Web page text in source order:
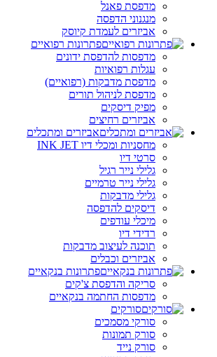
מדפסת פאנל
מנגנוני הדפסה
אביזרים לעמדת קיוסק
פתרונות רפואיים
מדפסות להדפסת ידונים
עגלות רפואיות
מדפסת מדבקות (רפואיים)
מדפסת לניהול תורים
מפיק דיסקים
אביזרים רחיצים
אביזרים ומתכלים
מחסניות ומכלי דיו INK JET
סרטי דיו
גלילי נייר רגיל
גלילי נייר טרמיים
גלילי מדבקות
דיסקים להדפסה
מיכלי עודפים
רדידי דיו
תוכנה לעיצוב מדבקות
אביזרים וכבלים
פתרונות בנקאיים
סריקה והדפסת צ'קים
מדפסות החתמה בנקאיים
סורקים
סורקי מסמכים
סורק תמונות
סורק נייד